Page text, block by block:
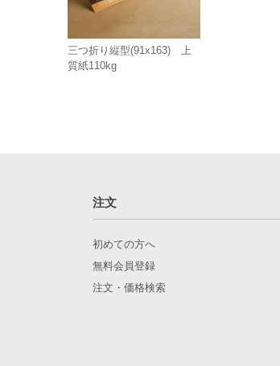
三つ折り縦型(91x163) 上
質紙110kg
注文
初めての方へ
無料会員登録
注文・価格検索